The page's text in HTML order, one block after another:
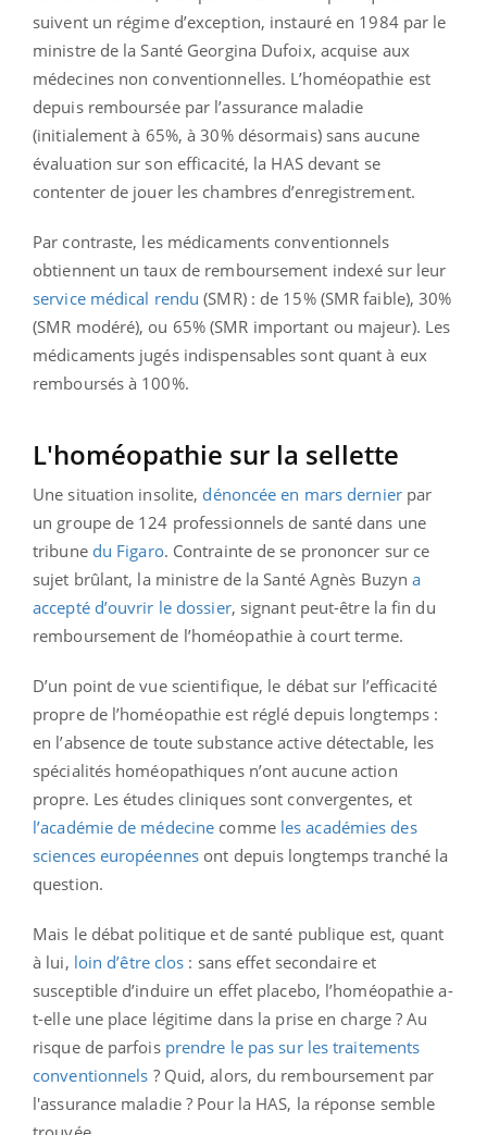
suivent un régime d’exception, instauré en 1984 par le
ministre de la Santé Georgina Dufoix, acquise aux
médecines non conventionnelles. L’homéopathie est
depuis remboursée par l’assurance maladie
(initialement à 65%, à 30% désormais) sans aucune
évaluation sur son efficacité, la HAS devant se
contenter de jouer les chambres d’enregistrement.
Par contraste, les médicaments conventionnels
obtiennent un taux de remboursement indexé sur leur
service médical rendu (SMR) : de 15% (SMR faible), 30%
(SMR modéré), ou 65% (SMR important ou majeur). Les
médicaments jugés indispensables sont quant à eux
remboursés à 100%.
L'homéopathie sur la sellette
Une situation insolite, dénoncée en mars dernierpar
un groupe de 124 professionnels de santé dans une
tribune du Figaro. Contrainte de se prononcer sur ce
sujet brûlant, la ministre de la Santé Agnès Buzyn a
accepté d’ouvrir le dossier, signant peut-être la fin du
remboursement de l’homéopathie à court terme.
D’un point de vue scientifique, le débat sur l’efficacité
propre de l’homéopathie est réglé depuis longtemps :
en l’absence de toute substance active détectable, les
spécialités homéopathiques n’ont aucune action
propre. Les études cliniques sont convergentes, et
l’académie de médecine comme les académies des
sciences européennes ont depuis longtemps tranché la
question.
Mais le débat politique et de santé publique est, quant
à lui, loin d’être clos : sans effet secondaire et
susceptible d’induire un effet placebo, l’homéopathie a-
t-elle une place légitime dans la prise en charge ? Au
risque de parfois prendre le pas sur les traitements
conventionnels ? Quid, alors, du remboursement par
l'assurance maladie ? Pour la HAS, la réponse semble